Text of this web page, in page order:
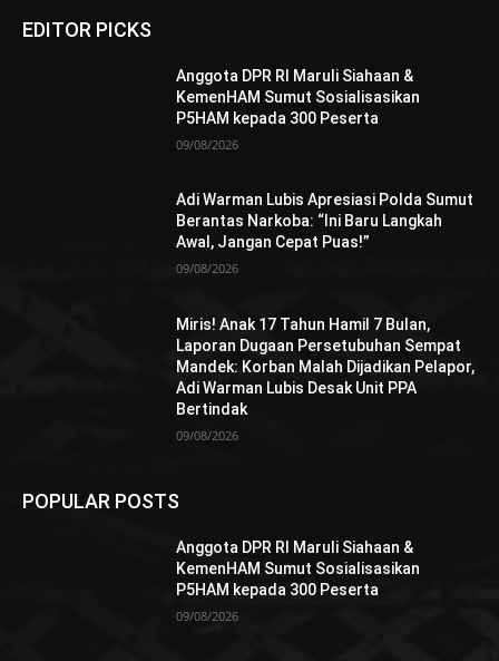
EDITOR PICKS
Anggota DPR RI Maruli Siahaan &
KemenHAM Sumut Sosialisasikan
P5HAM kepada 300 Peserta
09/08/2026
Adi Warman Lubis Apresiasi Polda Sumut
Berantas Narkoba: “Ini Baru Langkah
Awal, Jangan Cepat Puas!”
09/08/2026
Miris! Anak 17 Tahun Hamil 7 Bulan,
Laporan Dugaan Persetubuhan Sempat
Mandek: Korban Malah Dijadikan Pelapor,
Adi Warman Lubis Desak Unit PPA
Bertindak
09/08/2026
POPULAR POSTS
Anggota DPR RI Maruli Siahaan &
KemenHAM Sumut Sosialisasikan
P5HAM kepada 300 Peserta
09/08/2026